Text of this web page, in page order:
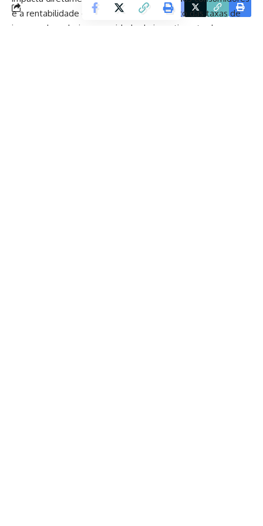
Facebook
e a rentabilidade das empresas. O aumento das taxas de
juros pode reduzir a capacidade de investimento das